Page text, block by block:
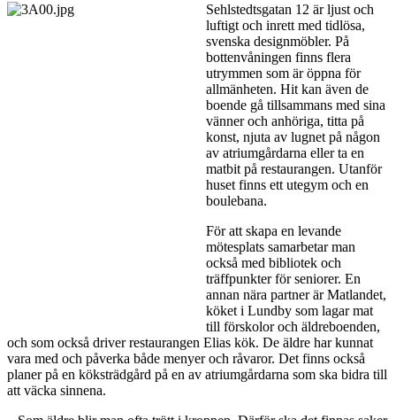
Sehlstedtsgatan 12 är ljust och
luftigt och inrett med tidlösa,
svenska designmöbler. På
bottenvåningen finns flera
utrymmen som är öppna för
allmänheten. Hit kan även de
boende gå tillsammans med sina
vänner och anhöriga, titta på
konst, njuta av lugnet på någon
av atriumgårdarna eller ta en
matbit på restaurangen. Utanför
huset finns ett utegym och en
boulebana.
För att skapa en levande
mötesplats samarbetar man
också med bibliotek och
träffpunkter för seniorer. En
annan nära partner är Matlandet,
köket i Lundby som lagar mat
till förskolor och äldreboenden,
och som också driver restaurangen Elias kök. De äldre har kunnat
vara med och påverka både menyer och råvaror. Det finns också
planer på en köksträdgård på en av atriumgårdarna som ska bidra till
att väcka sinnena.